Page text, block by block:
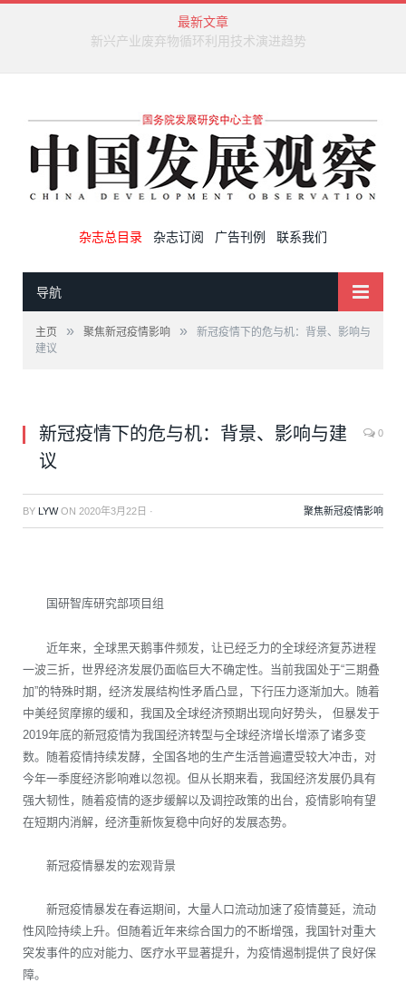
最新文章
新兴产业废弃物循环利用技术演进趋势
杂志总目录 杂志订阅 广告刊例 联系我们
导航
主页 » 聚焦新冠疫情影响 »
新冠疫情下的危与机：背景、影响与
建议
新冠疫情下的危与机：背景、影响与建
议
0
BY LYWON 2020年3月22日 · 聚焦新冠疫情影响
国研智库研究部项目组
近年来，全球黑天鹅事件频发，让已经乏力的全球经济复苏进程
一波三折，世界经济发展仍面临巨大不确定性。当前我国处于“三期叠
加”的特殊时期，经济发展结构性矛盾凸显，下行压力逐渐加大。随着
中美经贸摩擦的缓和，我国及全球经济预期出现向好势头， 但暴发于
2019年底的新冠疫情为我国经济转型与全球经济增长增添了诸多变
数。随着疫情持续发酵，全国各地的生产生活普遍遭受较大冲击，对
今年一季度经济影响难以忽视。但从长期来看，我国经济发展仍具有
强大韧性，随着疫情的逐步缓解以及调控政策的出台，疫情影响有望
在短期内消解，经济重新恢复稳中向好的发展态势。
新冠疫情暴发的宏观背景
新冠疫情暴发在春运期间，大量人口流动加速了疫情蔓延，流动
性风险持续上升。但随着近年来综合国力的不断增强，我国针对重大
突发事件的应对能力、医疗水平显著提升，为疫情遏制提供了良好保
障。